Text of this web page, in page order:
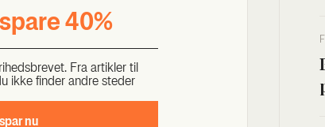
spa­re 40%
Fra artik­ler til
ikke fin­der andre ste­der
nu